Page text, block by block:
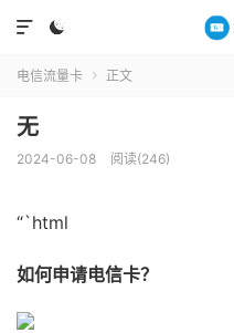


电信流量卡  正文
无
2024-06-08 阅读(246)
“`html
如何申请电信卡？